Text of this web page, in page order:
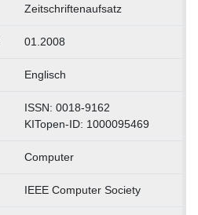
Zeitschriftenaufsatz
01.2008
Englisch
ISSN: 0018-9162
KITopen-ID: 1000095469
Computer
IEEE Computer Society